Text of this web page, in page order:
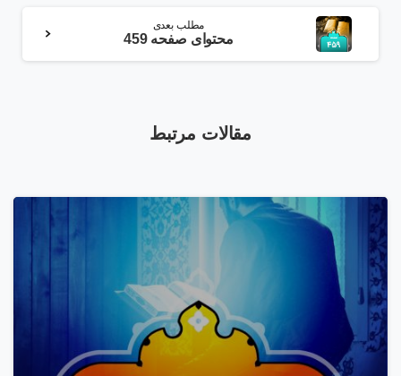
مطلب بعدی
محتوای صفحه 459
مقالات مرتبط